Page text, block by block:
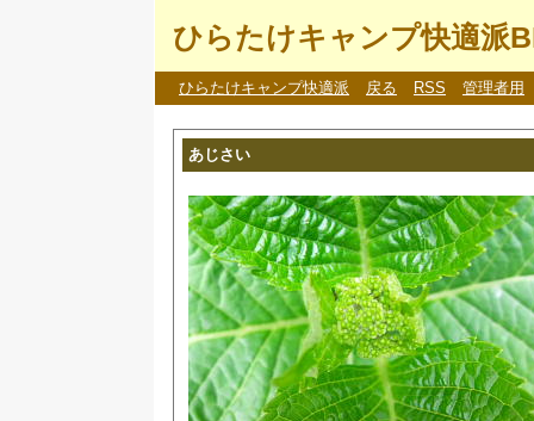
ひらたけキャンプ快適派
ひらたけキャンプ快適派 戻る RSS 管理者用
あじさい